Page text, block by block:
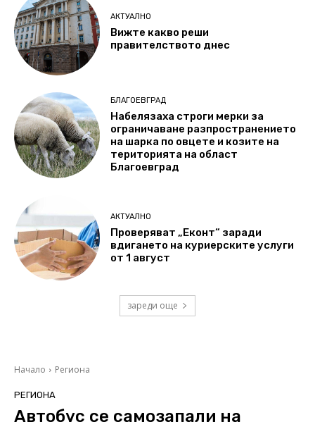
АКТУАЛНО
Вижте какво реши
правителството днес
БЛАГОЕВГРАД
Набелязаха строги мерки за
ограничаване разпространението
на шарка по овцете и козите на
територията на област
Благоевград
АКТУАЛНО
Проверяват „Еконт“ заради
вдигането на куриерските услуги
от 1 август
зареди още